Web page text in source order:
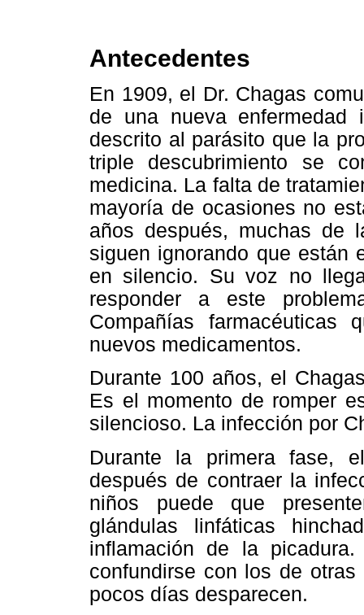
Antecedentes
En 1909, el Dr. Chagas
de una nueva
descrito al parásito que la
triple descubrimiento se
medicina. La falta de
mayoría de ocasiones no
años después, muchas de
siguen ignorando que están
en silencio. Su voz no
responder a este
Compañías farmacéuticas
nuevos medicamentos.
Durante 100 años, el
Es el momento de romper
silencioso. La infección por
Durante la primera fase,
después de contraer la
niños puede que
glándulas linfáticas
inflamación de la
confundirse con los de
pocos días desparecen.